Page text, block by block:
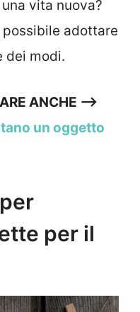
vita nuova?
adottare
dei modi.
ANCHE —>
un oggetto
per il